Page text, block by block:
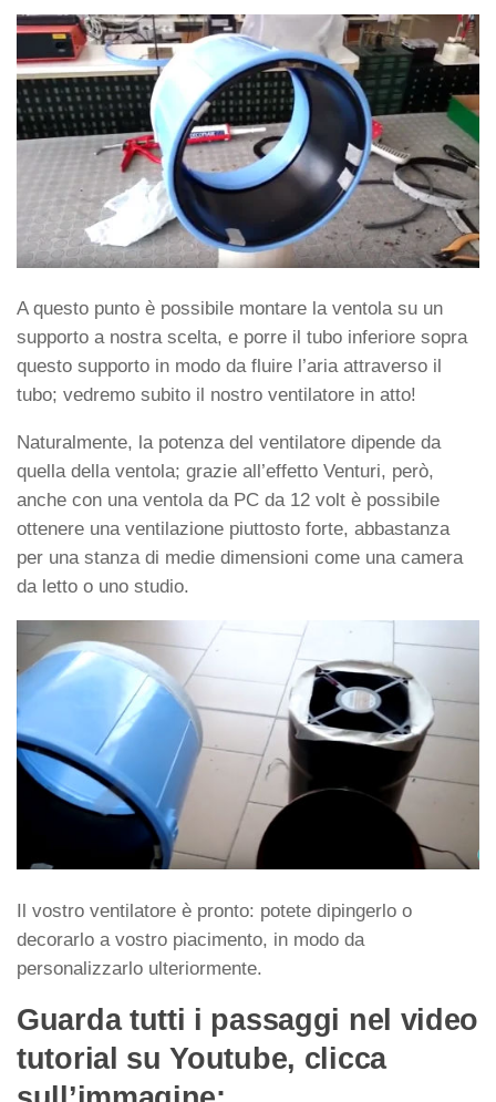
A questo punto è possibile montare la ventola su un
supporto a nostra scelta, e porre il tubo inferiore sopra
questo supporto in modo da fluire l’aria attraverso il
tubo; vedremo subito il nostro ventilatore in atto!
Naturalmente, la potenza del ventilatore dipende da
quella della ventola; grazie all’effetto Venturi, però,
anche con una ventola da PC da 12 volt è possibile
ottenere una ventilazione piuttosto forte, abbastanza
per una stanza di medie dimensioni come una camera
da letto o uno studio.
Il vostro ventilatore è pronto: potete dipingerlo o
decorarlo a vostro piacimento, in modo da
personalizzarlo ulteriormente.
Guarda tutti i passaggi nel video
tutorial su Youtube, clicca